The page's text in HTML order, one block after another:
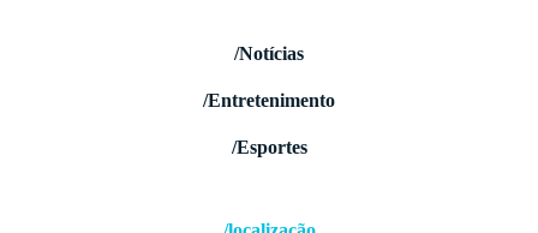
/Notícias
/Entretenimento
/Esportes